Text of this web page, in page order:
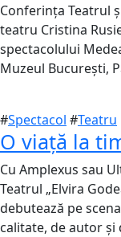
6
aprilie
2019
Conferința Teatrul
teatru Cristina
spectacolului
Muzeul București,
#Spectacol #Teatru
O viață la
17
ianuarie
201917
Cu Amplexus sau
Teatrul „Elvira
debutează pe
calitate, de autor și